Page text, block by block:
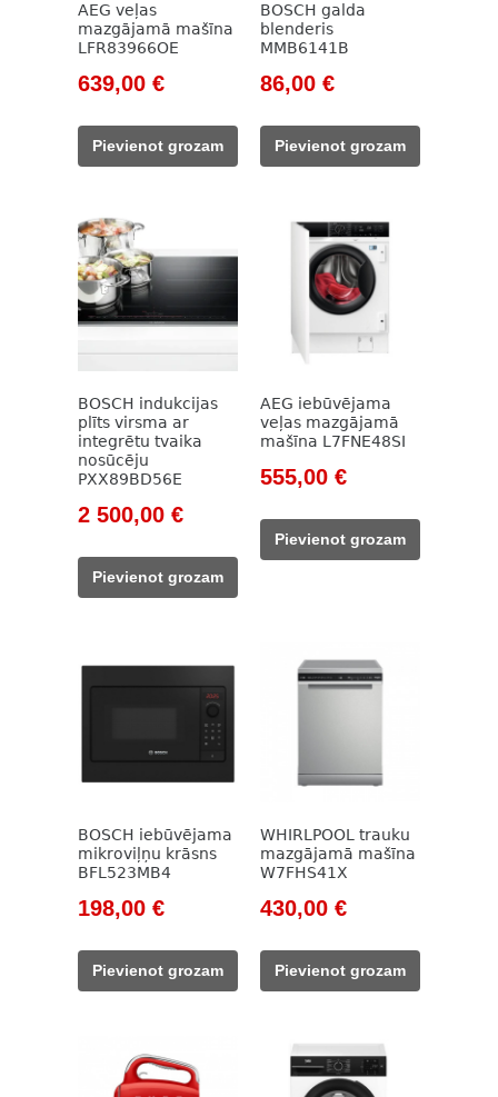
AEG veļas
mazgājamā mašīna
LFR83966OE
Original
was:
993,00 €.
639,00 €Current
639,00 €.
Pievienot grozam
BOSCH galda
blenderis
MMB6141B
Original
was:
115,00 €.
86,00 €Current
Pievienot grozam
BOSCH indukcijas
plīts virsma ar
integrētu tvaika
nosūcēju
PXX89BD56E
Original
was:
2
2 500,00 €Current
Pievienot grozam
AEG iebūvējama
veļas mazgājamā
mašīna L7FNE48SI
Original
was:
735,00 €.
555,00 €Current
555,00 €.
Pievienot grozam
BOSCH iebūvējama
mikroviļņu krāsns
BFL523MB4
Original
was:
251,00 €.
198,00 €Current
198,00 €.
Pievienot grozam
WHIRLPOOL trauku
mazgājamā mašīna
W7FHS41X
Original
was:
530,00 €.
430,00 €Current
430,00 €.
Pievienot grozam